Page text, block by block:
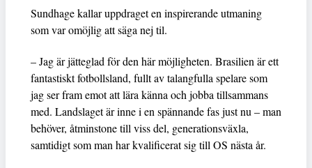
Sundhage kallar uppdraget en inspirerande utmaning
som var omöjlig att säga nej til.
– Jag är jätteglad för den här möjligheten. Brasilien är ett
fantastiskt fotbollsland, fullt av talangfulla spelare som
jag ser fram emot att lära känna och jobba tillsammans
med. Landslaget är inne i en spännande fas just nu – man
behöver, åtminstone till viss del, generationsväxla,
samtidigt som man har kvalificerat sig till OS nästa år.